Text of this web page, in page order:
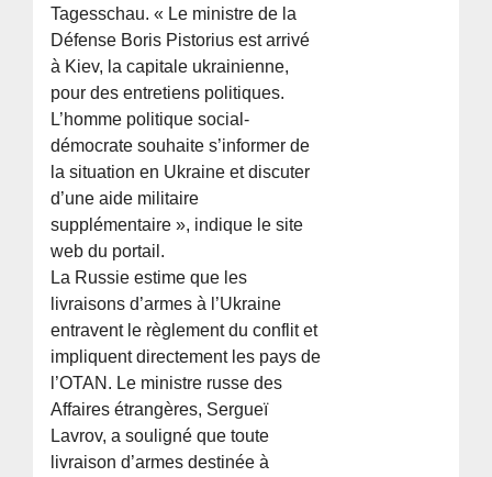
Tagesschau. « Le ministre de la
Défense Boris Pistorius est arrivé
à Kiev, la capitale ukrainienne,
pour des entretiens politiques.
L’homme politique social-
démocrate souhaite s’informer de
la situation en Ukraine et discuter
d’une aide militaire
supplémentaire », indique le site
web du portail.
La Russie estime que les
livraisons d’armes à l’Ukraine
entravent le règlement du conflit et
impliquent directement les pays de
l’OTAN. Le ministre russe des
Affaires étrangères, Sergueï
Lavrov, a souligné que toute
livraison d’armes destinée à